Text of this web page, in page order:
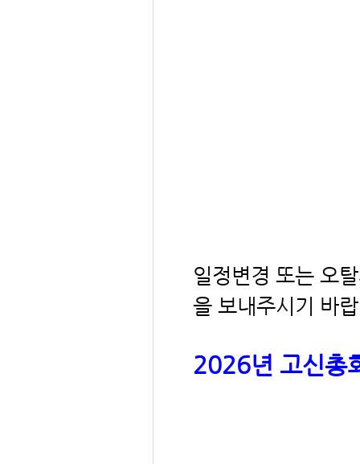
일정변경 또는 오
을 보내주시기 바
2026년 고신총